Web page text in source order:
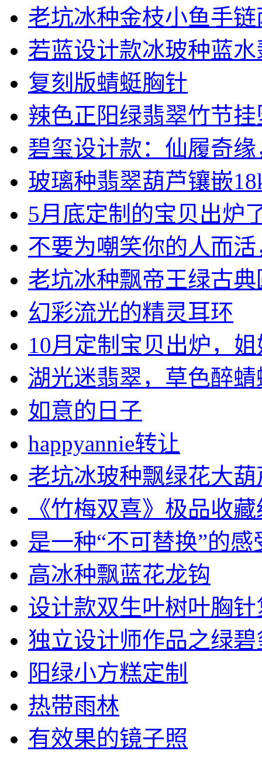
老坑冰种金枝小鱼手链
若蓝设计款冰玻种蓝水
复刻版蜻蜓胸针
辣色正阳绿翡翠竹节挂
碧玺设计款：仙履奇缘
玻璃种翡翠葫芦镶嵌
5月底定制的宝贝出炉
不要为嘲笑你的人而活
老坑冰种飘帝王绿古典
幻彩流光的精灵耳环
10月定制宝贝出炉，姐
湖光迷翡翠，草色醉蜻
如意的日子
happyannie转让
老坑冰玻种飘绿花大葫
《竹梅双喜》极品收
是一种“不可替换”的感
高冰种飘蓝花龙钩
设计款双生叶树叶胸针
独立设计师作品之绿碧
阳绿小方糕定制
热带雨林
有效果的镜子照